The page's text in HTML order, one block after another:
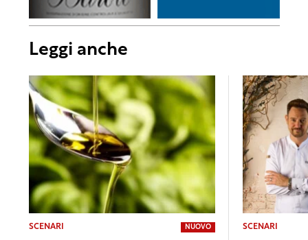
Leggi anche
SCENARI NUOVO SCENARI